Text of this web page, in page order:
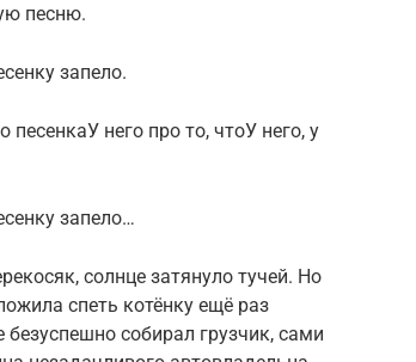
песню.
запело.
него про то, чтоУ него, у
запело…
солнце затянуло тучей. Но
спеть котёнку ещё раз
собирал грузчик, сами